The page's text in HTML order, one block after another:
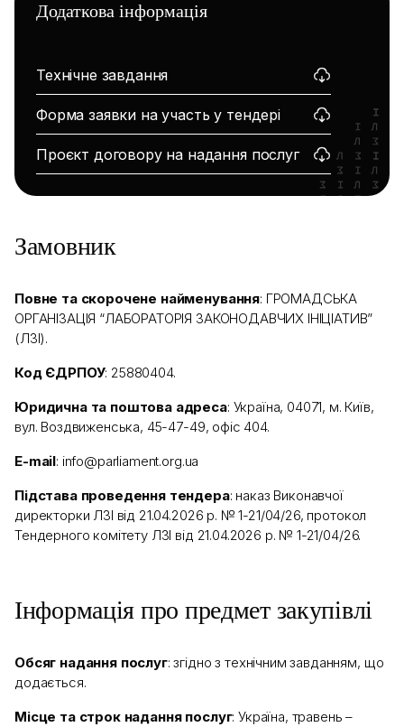
Додаткова інформація
Технічне завдання
Форма заявки на участь у тендері
Проєкт договору на надання послуг
Замовник
Повне та скорочене найменування: ГРОМАДСЬКА
ОРГАНІЗАЦІЯ “ЛАБОРАТОРІЯ ЗАКОНОДАВЧИХ ІНІЦІАТИВ”
(ЛЗІ).
Код ЄДРПОУ: 25880404.
Юридична та поштова адреса: Україна, 04071, м. Київ,
вул. Воздвиженська, 45-47-49, офіс 404.
E-mail: info@parliament.org.ua
Підстава проведення тендера: наказ Виконавчої
директорки ЛЗІ від 21.04.2026 р. № 1-21/04/26, протокол
Тендерного комітету ЛЗІ від 21.04.2026 р. № 1-21/04/26.
Інформація про предмет закупівлі
Обсяг надання послуг: згідно з технічним завданням, що
додається.
Місце та строк надання послуг: Україна, травень –